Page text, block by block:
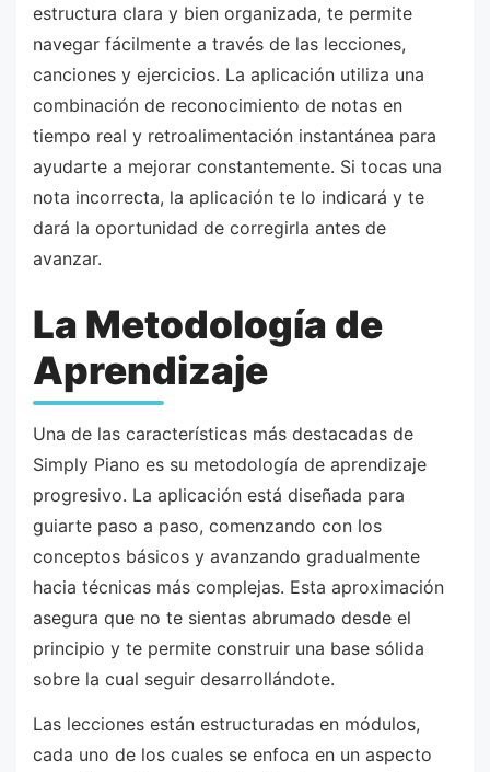
estructura clara y bien organizada, te permite
navegar fácilmente a través de las lecciones,
canciones y ejercicios. La aplicación utiliza una
combinación de reconocimiento de notas en
tiempo real y retroalimentación instantánea para
ayudarte a mejorar constantemente. Si tocas una
nota incorrecta, la aplicación te lo indicará y te
dará la oportunidad de corregirla antes de
avanzar.
La Metodología de
Aprendizaje
Una de las características más destacadas de
Simply Piano es su metodología de aprendizaje
progresivo. La aplicación está diseñada para
guiarte paso a paso, comenzando con los
conceptos básicos y avanzando gradualmente
hacia técnicas más complejas. Esta aproximación
asegura que no te sientas abrumado desde el
principio y te permite construir una base sólida
sobre la cual seguir desarrollándote.
Las lecciones están estructuradas en módulos,
cada uno de los cuales se enfoca en un aspecto